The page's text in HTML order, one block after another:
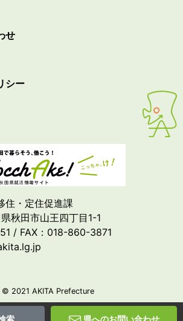
索 県へのお問い合わせ
せ
シー
住・定住促進課
秋田市山王四丁目1-1
/ FAX：018-860-3871
© 2021 AKITA Prefecture